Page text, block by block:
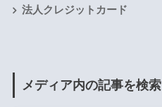
法人クレジットカード
メディア内の記事を検索